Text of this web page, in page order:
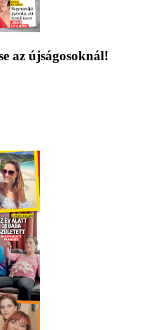
az újságosoknál!